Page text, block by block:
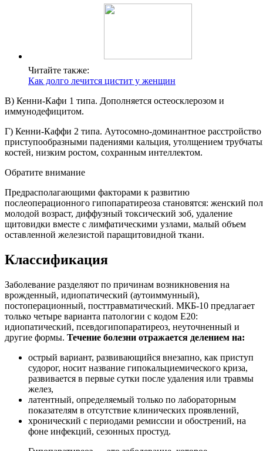
Читайте также:
Как долго лечится цистит у женщин
В) Кенни-Кафи 1 типа. Дополняется остеосклерозом и
иммунодефицитом.
Г) Кенни-Каффи 2 типа. Аутосомно-доминантное расстройство
приступообразными падениями кальция, утолщением
костей, низким ростом, сохранным интеллектом.
Обратите внимание
Предрасполагающими факторами к развитию
послеоперационного гипопаратиреоза становятся: женский
молодой возраст, диффузный токсический зоб, удаление
щитовидки вместе с лимфатическими узлами, малый объем
оставленной железистой паращитовидной ткани.
Классификация
Заболевание разделяют по причинам возникновения на
врожденный, идиопатический (аутоиммунный),
постоперационный, посттравматический. МКБ-10 предлагает
только четыре варианта патологии с кодом E20:
идиопатический, псевдогипопаратиреоз, неуточненный и
другие формы. Течение болезни отражается делением на:
острый вариант, развивающийся внезапно, как приступ
судорог, носит название гипокальциемического криза,
развивается в первые сутки после удаления или травмы
желез,
латентный, определяемый только по лабораторным
показателям в отсутствие клинических проявлений,
хронический с периодами ремиссии и обострений, на
фоне инфекций, сезонных простуд.